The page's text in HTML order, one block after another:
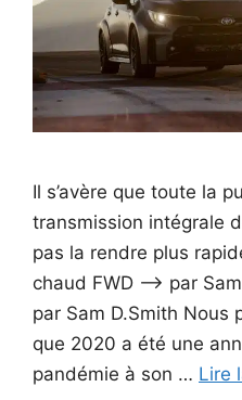
Il s’avère que toute la
transmission intégrale
pas la rendre plus
chaud FWD –> par
par Sam D.Smith Nous
que 2020 a été une
pandémie à son … Lire